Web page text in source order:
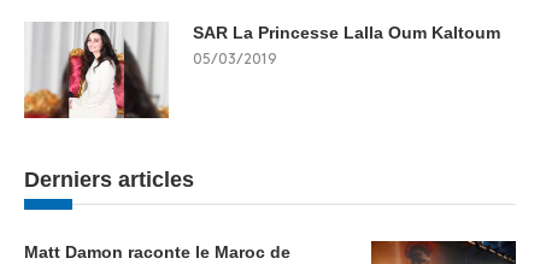
SAR La Princesse Lalla Oum Kaltoum
05/03/2019
Derniers articles
Matt Damon raconte le Maroc de